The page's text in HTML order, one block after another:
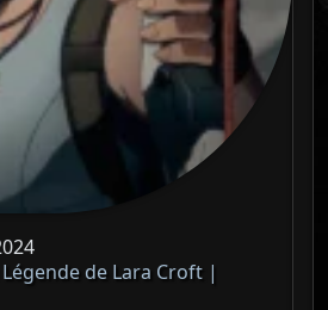
de Lara Croft |